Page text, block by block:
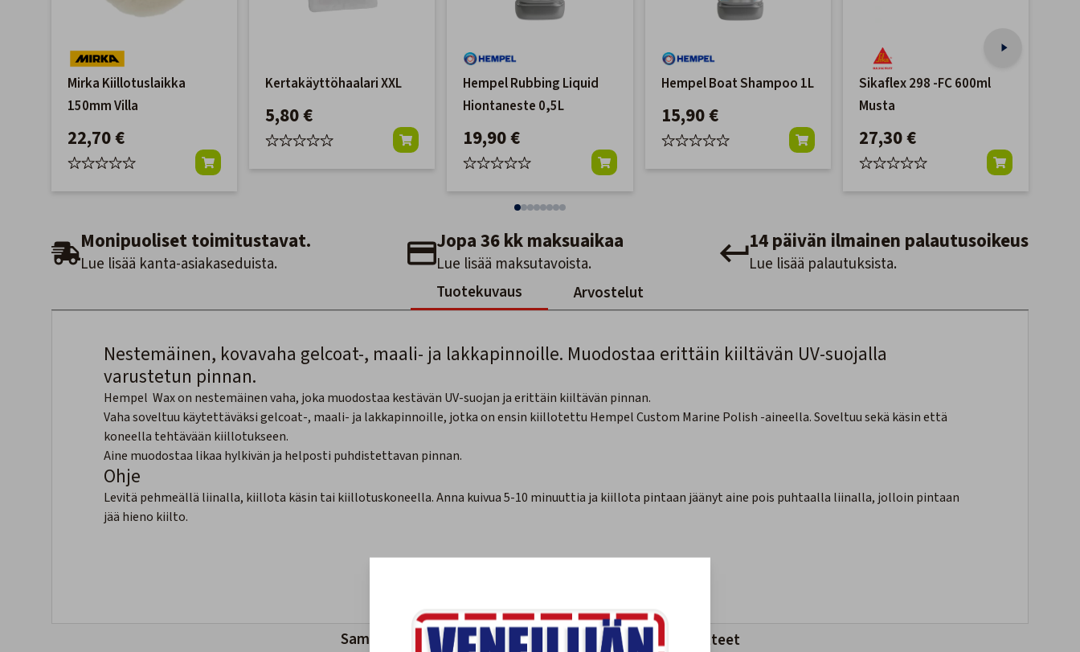
Mirka Kiillotuslaikka
150mm Villa
22,70 €
Kertakäyttöhaalari XXL
5,80 €
Hempel Rubbing Liquid
Hiontaneste 0,5L
19,90 €
Hempel Boat Shampoo 1L
15,90 €
Sikaflex 298 -FC 600ml
Musta
27,30 €
Monipuoliset toimitustavat.
Lue lisää kanta-asiakaseduista.
Jopa 36 kk maksuaikaa
Lue lisää maksutavoista.
14 päivän ilmainen palautusoikeus
Lue lisää palautuksista.
Tuotekuvaus
Arvostelut
Nestemäinen, kovavaha gelcoat-, maali- ja lakkapinnoille. Muodostaa erittäin kiiltävän UV-suojalla
varustetun pinnan.
Hempel Wax on nestemäinen vaha, joka muodostaa kestävän UV-suojan ja erittäin kiiltävän pinnan.
Vaha soveltuu käytettäväksi gelcoat-, maali- ja lakkapinnoille, jotka on ensin kiillotettu Hempel Custom Marine Polish -aineella. Soveltuu sekä käsin että
koneella tehtävään kiillotukseen.
Aine muodostaa likaa hylkivän ja helposti puhdistettavan pinnan.
Ohje
Levitä pehmeällä liinalla, kiillota käsin tai kiillotuskoneella. Anna kuivua 5-10 minuuttia ja kiillota pintaan jäänyt aine pois puhtaalla liinalla, jolloin pintaan
jää hieno kiilto.
Samankaltaiset tuotteet Viimeksi katsotut tuotteet